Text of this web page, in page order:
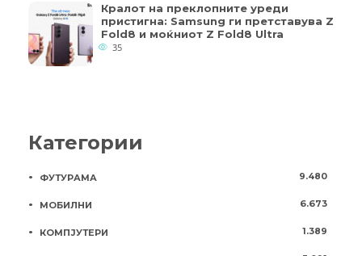
Кралот на преклопните уреди
пристигна: Samsung ги претставува Z
Fold8 и моќниот Z Fold8 Ultra
35
Категории
ФУТУРАМА 9.480
МОБИЛНИ 6.673
КОМПЈУТЕРИ 1.389